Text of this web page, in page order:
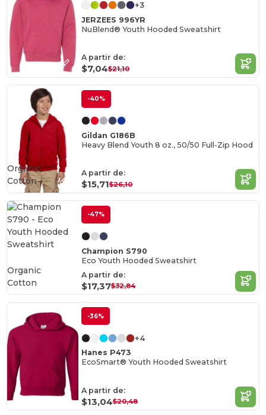
+3
JERZEES 996YR
NuBlend® Youth Hooded Sweatshirt
A partir de:
$7,04$21,10
-40%
Gildan G186B
Heavy Blend Youth 8 oz., 50/50 Full-Zip Hood
A partir de:
$15,71$26,10
Organic
Cotton
-47%
Champion S790
Eco Youth Hooded Sweatshirt
A partir de:
$17,37$32,84
Organic
Cotton
-36%
+4
Hanes P473
EcoSmart® Youth Hooded Sweatshirt
A partir de:
$13,04$20,48